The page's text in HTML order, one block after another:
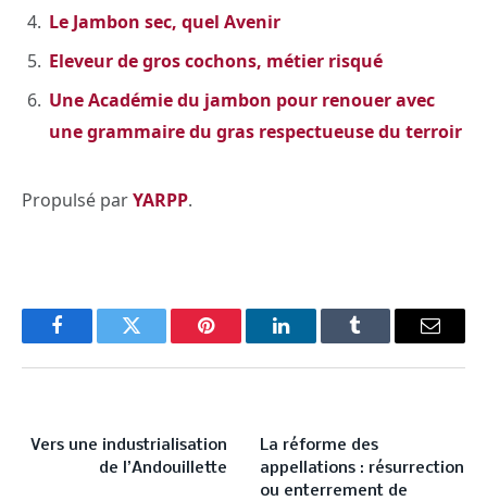
Le Jambon sec, quel Avenir
Eleveur de gros cochons, métier risqué
Une Académie du jambon pour renouer avec
une grammaire du gras respectueuse du terroir
Propulsé parYARPP.
FacebookTwitter Pinterest LinkedInTumblr Email
Vers une industrialisation
de l’Andouillette
La réforme des
appellations : résurrection
ou enterrement de